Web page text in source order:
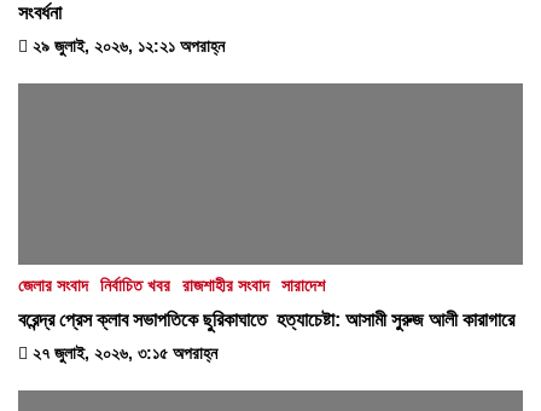
সংবর্ধনা
২৯ জুলাই, ২০২৬, ১২:২১ অপরাহ্ন
জেলার সংবাদ নির্বাচিত খবর রাজশাহীর সংবাদ সারাদেশ
বরেন্দ্র প্রেস ক্লাব সভাপতিকে ছুরিকাঘাতে হত্যাচেষ্টা: আসামী সুরুজ আলী কারাগারে
২৭ জুলাই, ২০২৬, ৩:১৫ অপরাহ্ন